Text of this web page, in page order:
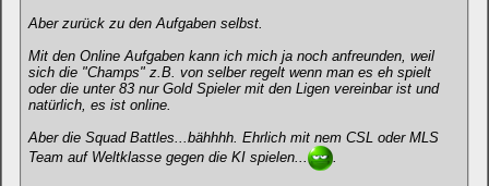
Aber zurück zu den Aufgaben selbst.
Mit den Online Aufgaben kann ich mich ja noch anfreunden, weil
sich die "Champs" z.B. von selber regelt wenn man es eh spielt
oder die unter 83 nur Gold Spieler mit den Ligen vereinbar ist und
natürlich, es ist online.
Aber die Squad Battles...bähhhh. Ehrlich mit nem CSL oder MLS
Team auf Weltklasse gegen die KI spielen...
.